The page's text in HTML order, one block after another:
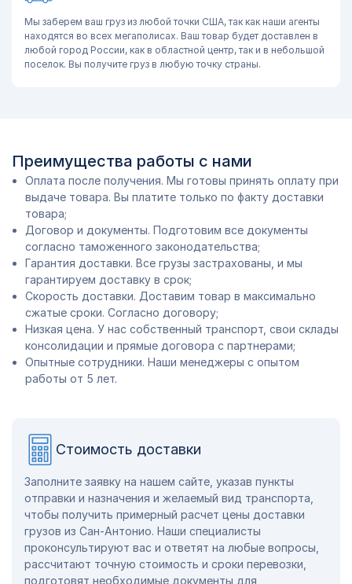
Мы заберем ваш груз из любой точки США, так как наши агенты
находятся во всех мегаполисах. Ваш товар будет доставлен в
любой город России, как в областной центр, так и в небольшой
поселок. Вы получите груз в любую точку страны.
Преимущества работы с нами
Оплата после получения. Мы готовы принять оплату при
выдаче товара. Вы платите только по факту доставки
товара;
Договор и документы. Подготовим все документы
согласно таможенного законодательства;
Гарантия доставки. Все грузы застрахованы, и мы
гарантируем доставку в срок;
Скорость доставки. Доставим товар в максимально
сжатые сроки. Согласно договору;
Низкая цена. У нас собственный транспорт, свои склады
консолидации и прямые договора с партнерами;
Опытные сотрудники. Наши менеджеры с опытом
работы от 5 лет.
Стоимость доставки
Заполните заявку на нашем сайте, указав пункты
отправки и назначения и желаемый вид транспорта,
чтобы получить примерный расчет цены доставки
грузов из Сан-Антонио. Наши специалисты
проконсультируют вас и ответят на любые вопросы,
рассчитают точную стоимость и сроки перевозки,
подготовят необходимые документы для